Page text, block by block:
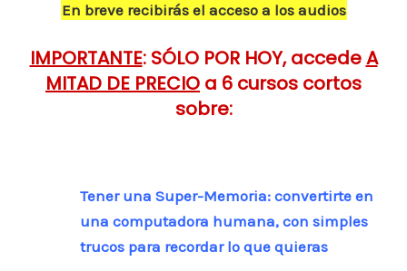
o
o
k
p
p
n
ar
ti
r
En breve recibirás el acceso a los audios
IMPORTANTE: SÓLO POR HOY, accedeA
MITAD DE PRECIO a 6 cursos cortos
sobre:
Tener una Super-Memoria: convertirte en
una computadora humana, con simples
trucos para recordar lo que quieras